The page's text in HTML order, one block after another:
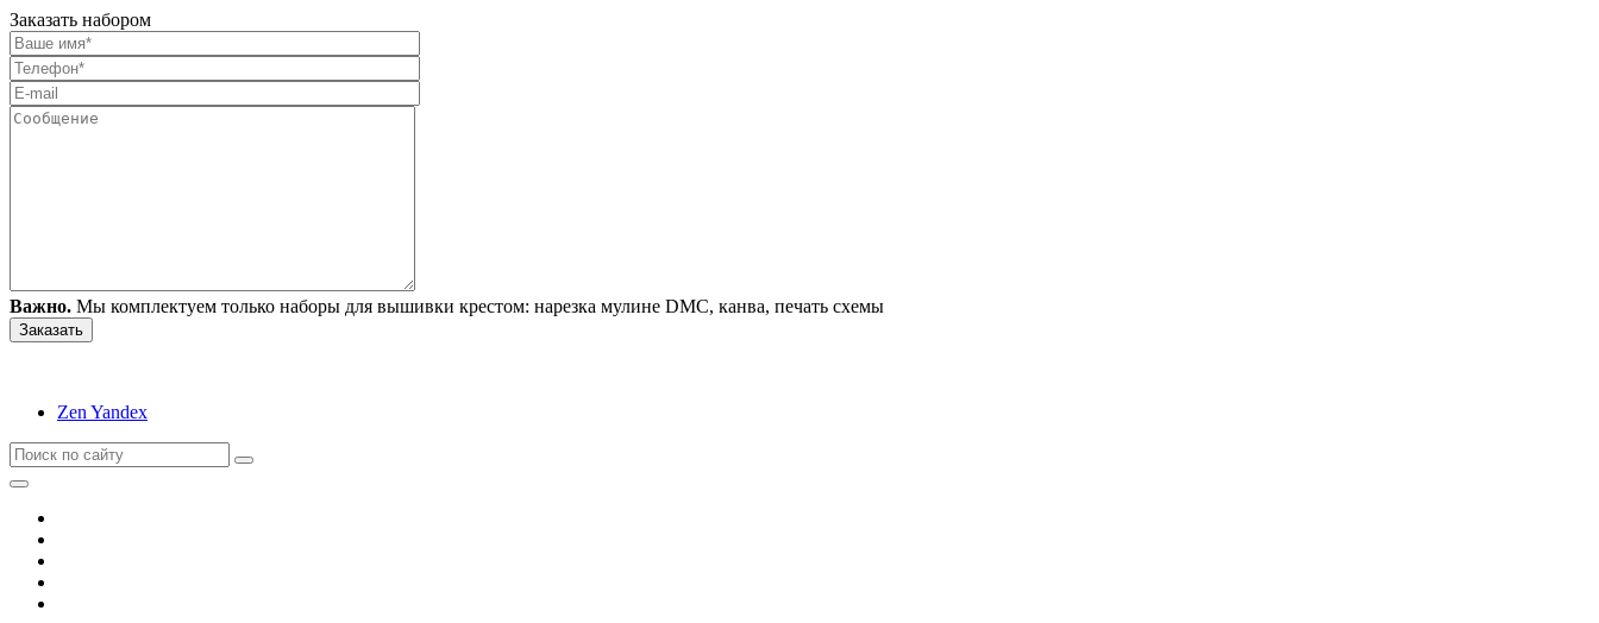
Заказать набором
Важно. Мы комплектуем только наборы для вышивки крестом: нарезка мулине DMC, канва, печать схемы
Zen Yandex